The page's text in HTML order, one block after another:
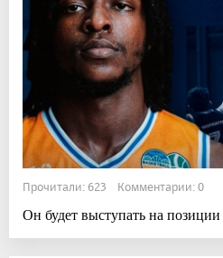
Прочитали: 623 Комментарии: 0
Он будет выступать на